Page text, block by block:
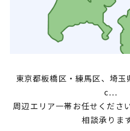
東京都板橋区・練馬区、埼
c…
周辺エリア一帯お任せくださ
相談承ります